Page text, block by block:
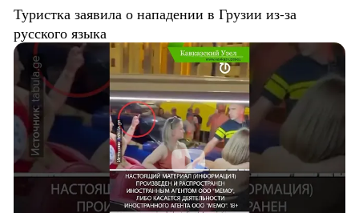
Туристка заявила о нападении в Грузии из-за
русского языка